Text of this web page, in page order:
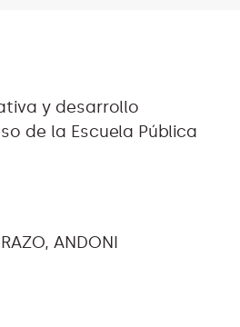
y desarrollo
de la Escuela Pública
ANDONI